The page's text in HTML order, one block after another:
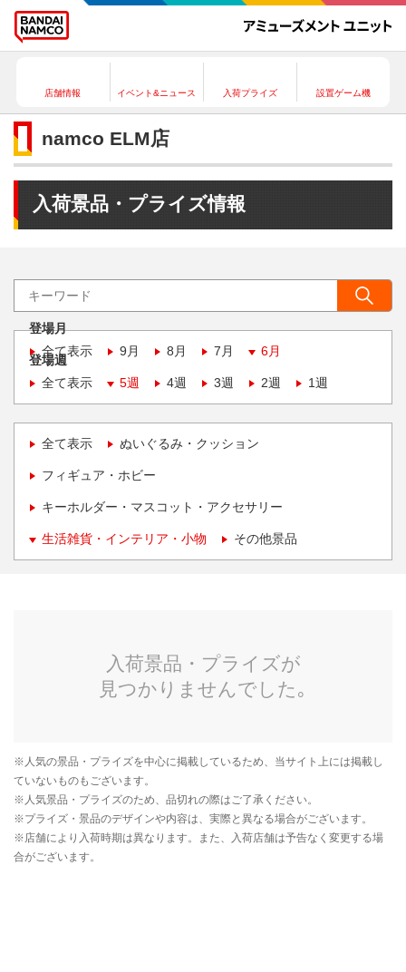
店舗情報 イベント&ニュース 入荷プライズ 設置ゲーム機
namco ELM店
入荷景品・プライズ情報
登場月
全て表示
9月 8月 7月 6月
登場週
全て表示
5週 4週 3週 2週 1週
全て表示 ぬいぐるみ・クッション
フィギュア・ホビー
キーホルダー・マスコット・アクセサリー
生活雑貨・インテリア・小物 その他景品